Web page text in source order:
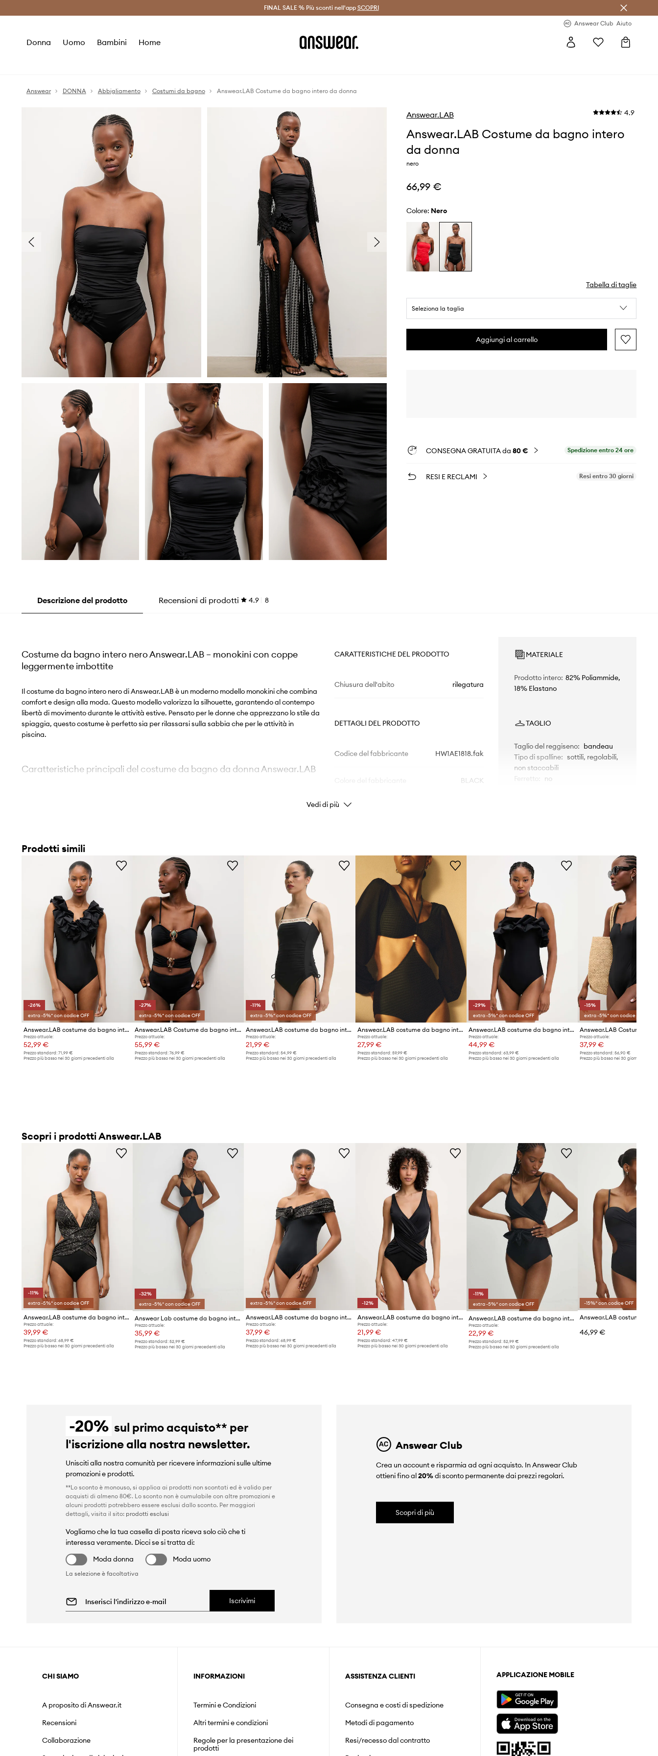
Risparmia con Answear Club > Spedizione entro 24 ore >
FINAL SALE % Più sconti nell'app SCOPRI
Answear Club Aiuto
Donna Uomo Bambini Home
Answear DONNA Abbigliamento Costumi da bagno Answear.LAB Costume da bagno intero da donna
Answear.LAB 4.9
Answear.LAB Costume da bagno intero
da donna
nero
66,99 €
Colore: nero
Tabella di taglie
Seleziona la taglia
Aggiungi al carrello
CONSEGNA GRATUITA da 80 € Spedizione entro 24 ore
RESI E RECLAMI Resi entro 30 giorni
Descrizione del prodotto Recensioni di prodotti 4.9 8
Costume da bagno intero nero Answear.LAB – monokini con coppe
leggermente imbottite
Il costume da bagno intero nero di Answear.LAB è un moderno modello monokini che combina
comfort e design alla moda. Questo modello valorizza la silhouette, garantendo al contempo
libertà di movimento durante le attività estive. Pensato per le donne che apprezzano lo stile da
spiaggia, questo costume è perfetto sia per rilassarsi sulla sabbia che per le attività in
piscina.
Caratteristiche principali del costume da bagno da donna Answear.LAB
vestibilità del seno
Il tessuto elasticizzato con elastan
favorisce l'adattamento alla silhouette e la
libertà di movimento
Le spalline sottili e regolabili consentono una vestibilità ottimale e comfort
La pratica allacciatura
facilita l'indosso e la rimozione, stabilizzando il
costume
CARATTERISTICHE DEL PRODOTTO
Chiusura dell'abito rilegatura
DETTAGLI DEL PRODOTTO
Codice del fabbricante HW1AE1818.fak
BLACK
Colore
Produttore
ID prodotto
MATERIALE
Prodotto intero: 82% Poliammide,
18% Elastano
TAGLIO
Taglio del reggiseno: bandeau
Tipo di spalline: sottili, regolabili,
non staccabili
Ferretto
no
Taglia sottovalutata
Raccomandiamo di scegliere la
taglia più grande rispetto a quella
che si indossa normalmente.
Tabella di taglie
DATI TECNICI
Rinforzamento
leggero
irrigidimento, inserti rimovibili
Vedi di più
Prodotti simili
-26%
extra -5%* con codice OFF
Answear.LAB costume da bagno intero
Prezzo attuale:
52,99 €
Prezzo standard: 71,99 €
Prezzo più basso nei 30 giorni precedenti alla
-27%
extra -5%* con codice OFF
Answear.LAB Costume da bagno intero da donna
Prezzo attuale:
55,99 €
Prezzo standard:76,99 €
Prezzo più basso nei 30 giorni precedenti alla
-11%
extra -5%* con codice OFF
Answear.LAB costume da bagno intero
Prezzo attuale:
21,99 €
Prezzo standard: 54,99 €
Prezzo più basso nei 30 giorni precedenti alla
Answear.LAB costume da bagno intero
Prezzo attuale:
27,99 €
Prezzo standard: 59,99 €
Prezzo più basso nei 30 giorni precedenti alla
-29%
extra -5%* con codice OFF
Answear.LAB costume da bagno intero
Prezzo attuale:
44,99 €
Prezzo standard:63,99 €
Prezzo più basso nei 30 giorni precedenti alla
-15%
extra -5%* con codice OFF
Prezzo attuale:
37,99 €
Prezzo standard: 56,90 €
Prezzo più basso nei 30 giorni
Scopri i prodotti Answear.LAB
-11%
extra -5%* con codice OFF
Answear.LAB costume da bagno intero
Prezzo attuale:
39,99 €
Prezzo standard: 68,99 €
Prezzo più basso nei 30 giorni precedenti alla
-32%
extra -5%* con codice OFF
Answear Lab costume da bagno intero
Prezzo attuale:
35,99 €
Prezzo standard:52,99 €
Prezzo più basso nei 30 giorni precedenti alla
extra -5%* con codice OFF
Answear.LAB costume da bagno intero
Prezzo attuale:
37,99 €
Prezzo standard: 68,99 €
Prezzo più basso nei 30 giorni precedenti alla
-12%
Answear.LAB costume da bagno intero
Prezzo attuale:
21,99 €
Prezzo standard: 47,99 €
Prezzo più basso nei 30 giorni precedenti alla
-11%
extra -5%* con codice OFF
Answear.LAB costume da bagno intero
Prezzo attuale:
22,99 €
Prezzo standard:52,99 €
Prezzo più basso nei 30 giorni precedenti alla
-15%* con codice OFF
46,99 €
-20% sul primo acquisto** per
l'iscrizione alla nostra newsletter.
Unisciti alla nostra comunità per ricevere informazioni sulle ultime
promozioni e prodotti.
**Lo sconto è monouso, si applica ai prodotti non scontati ed è valido per
acquisti di almeno 80€. Lo sconto non è cumulabile con altre promozioni e
alcuni prodotti potrebbero essere esclusi dallo sconto. Per maggiori
dettagli, visita il sito: prodotti esclusi
Vogliamo che la tua casella di posta riceva solo ciò che ti
interessa veramente. Dicci se si tratta di:
Moda donna
Moda uomo
La selezione è facoltativa
Iscrivimi
Answear Club
Crea un account e risparmia ad ogni acquisto. In Answear Club
ottieni fino al20%di sconto permanente dai prezzi regolari.
Scopri di più
CHI SIAMO
A proposito di Answear.it
Recensioni
Collaborazione
INFORMAZIONI
Termini e Condizioni
Altri termini e condizioni
Regole per la presentazione dei
prodotti
ASSISTENZA CLIENTI
Consegna e costi di spedizione
Metodi di pagamento
Resi/recesso dal contratto
APPLICAZIONE MOBILE